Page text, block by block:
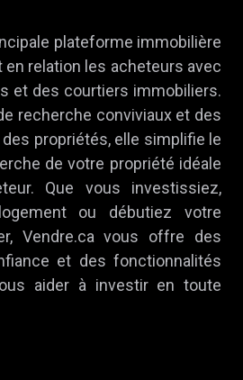
plateforme immobilière
en relation les acheteurs avec
et des courtiers immobiliers.
recherche conviviaux et des
propriétés, elle simplifie le
de votre propriété idéale
Que vous investissiez,
ou débutiez votre
Vendre.ca vous offre des
et des fonctionnalités
aider à investir en toute